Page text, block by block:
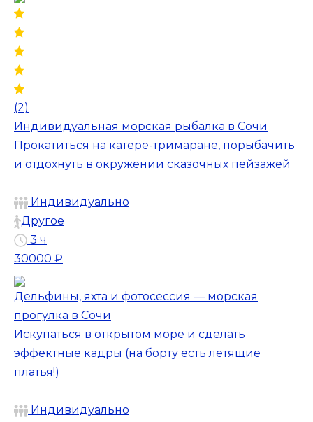
(2)
Индивидуальная морская рыбалка в Сочи
Прокатиться на катере-тримаране, порыбачить
и отдохнуть в окружении сказочных пейзажей
Индивидуально
Другое
3 ч
30000 ₽
Дельфины, яхта и фотосессия — морская
прогулка в Сочи
Искупаться в открытом море и сделать
эффектные кадры (на борту есть летящие
платья!)
Индивидуально